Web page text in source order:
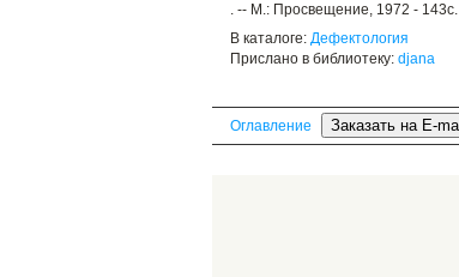
. -- М.: Просвещение, 1972 - 143с.
В каталоге: Дефектология
Прислано в библиотеку: djana
Оглавление